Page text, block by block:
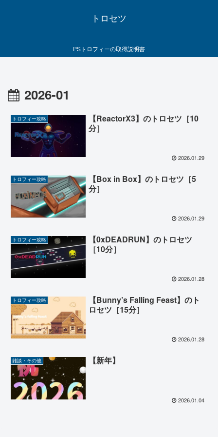
トロセツ
PSトロフィーの取得説明書
2026-01
トロフィー攻略
【ReactorX3】のトロセツ［10
分］
2026.01.29
トロフィー攻略
【Box in Box】のトロセツ［5
分］
2026.01.29
トロフィー攻略
【0xDEADRUN】のトロセツ
［10分］
2026.01.28
トロフィー攻略
【Bunny’s Falling Feast】のト
ロセツ［15分］
2026.01.28
雑談・その他 【新年】
2026.01.04